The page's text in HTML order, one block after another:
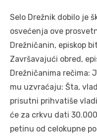
Selo Drežnik dobilo je
osvećenja ove
Drežničanin, episkop
Završavajući obred,
Drežničanima rečima:
mu uzvraćaju: Šta,
prisutni prihvatiše
će za crkvu dati
petinu od celokupne